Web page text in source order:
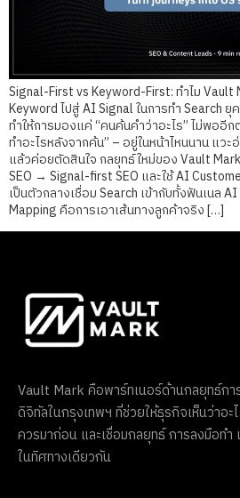
Signal-First vs Keyword-First: ทำไม Vault
Keyword ไปสู่ AI Signal ในการทำ Search
ทำให้การมองแค่ “คนค้นคำว่าอะไร” ไม่พอ
ทำอะไรหลังจากค้น” – อยู่ในหน้าไหนนาน แว
แล้วค่อยตัดสินใจ กลยุทธ์ใหม่ของ Vault
SEO → Signal-first SEO และใช้ AI
เป็นตัวกลางเชื่อม Search เข้ากับทั้งฟันเนล
Mapping คือการเอาเส้นทางลูกค้าจริง […]
Vault Mark คือพาร์ทเนอร์ด้านกลยุทธ์กา
ดิจิทัลในกรุงเทพฯ ที่ช่วยให้ธุรกิจเห็นว่าอะ
ควรมาก่อน และเชื่อมกลยุทธ์ การลงมือทำ
ในทิศทางเดียวกัน